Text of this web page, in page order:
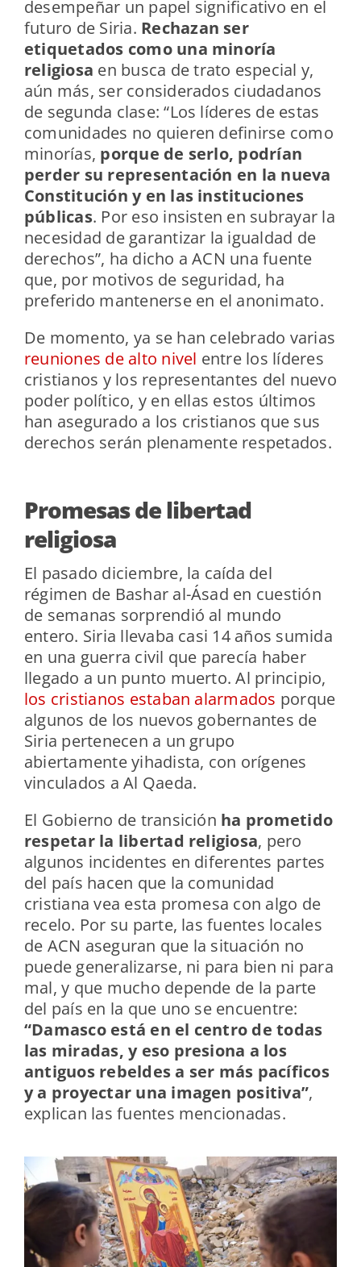
desempeñar un papel significativo en el
futuro de Siria. Rechazan ser
etiquetados como una minoría
religiosa en busca de trato especial y,
aún más, ser considerados ciudadanos
de segunda clase: “Los líderes de estas
comunidades no quieren definirse como
minorías, porque de serlo, podrían
perder su representación en la nueva
Constitución y en las instituciones
públicas. Por eso insisten en subrayar la
necesidad de garantizar la igualdad de
derechos”, ha dicho a ACN una fuente
que, por motivos de seguridad, ha
preferido mantenerse en el anonimato.
De momento, ya se han celebrado varias
reuniones de alto nivel entre los líderes
cristianos y los representantes del nuevo
poder político, y en ellas estos últimos
han asegurado a los cristianos que sus
derechos serán plenamente respetados.
Promesas de libertad
religiosa
El pasado diciembre, la caída del
régimen de Bashar al-Ásad en cuestión
de semanas sorprendió al mundo
entero. Siria llevaba casi 14 años sumida
en una guerra civil que parecía haber
llegado a un punto muerto. Al principio,
los cristianos estaban alarmados porque
algunos de los nuevos gobernantes de
Siria pertenecen a un grupo
abiertamente yihadista, con orígenes
vinculados a Al Qaeda.
El Gobierno de transición ha prometido
respetar la libertad religiosa, pero
algunos incidentes en diferentes partes
del país hacen que la comunidad
cristiana vea esta promesa con algo de
recelo. Por su parte, las fuentes locales
de ACN aseguran que la situación no
puede generalizarse, ni para bien ni para
mal, y que mucho depende de la parte
del país en la que uno se encuentre:
“Damasco está en el centro de todas
las miradas, y eso presiona a los
antiguos rebeldes a ser más pacíficos
y a proyectar una imagen positiva”,
explican las fuentes mencionadas.